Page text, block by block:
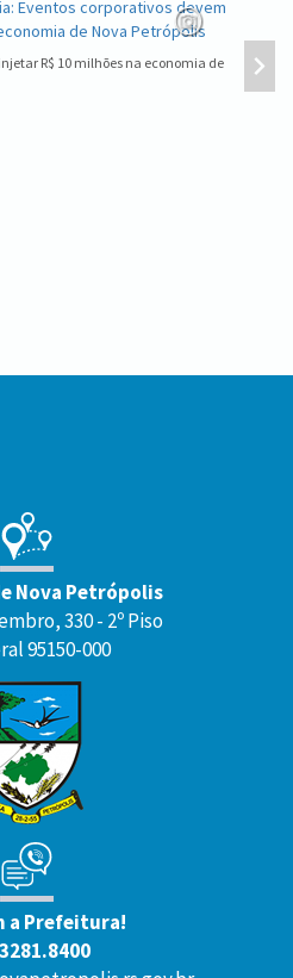
R$ 10 milhões na economia de
Nova
Nova Petrópolis
330 - 2º Piso
95150-000
a Prefeitura!
3281.8400